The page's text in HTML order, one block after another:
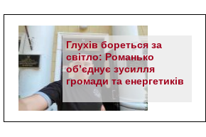
Глухів бореться за
світло: Романько
об’єднує зусилля
громади та енергетиків